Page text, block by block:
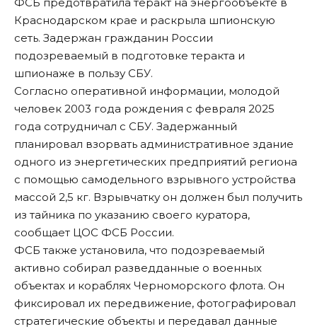
Краснодарском крае и раскрыла шпионскую
сеть. Задержан гражданин России
подозреваемый в подготовке теракта и
шпионаже в пользу СБУ.
Согласно оперативной информации, молодой
человек 2003 года рождения с февраля 2025
года сотрудничал с СБУ. Задержанный
планировал взорвать административное здание
одного из энергетических предприятий региона
с помощью самодельного взрывного устройства
массой 2,5 кг. Взрывчатку он должен был получить
из тайника по указанию своего куратора,
сообщает ЦОС ФСБ России.
ФСБ также установила, что подозреваемый
активно собирал разведданные о военных
объектах и кораблях Черноморского флота. Он
фиксировал их передвижение, фотографировал
стратегические объекты и передавал данные